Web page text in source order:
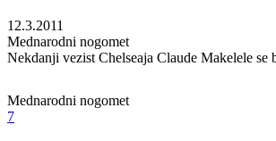
12.3.2011
Mednarodni nogomet
Nekdanji vezist Chelseaja Claude Makelele
Mednarodni nogomet
7